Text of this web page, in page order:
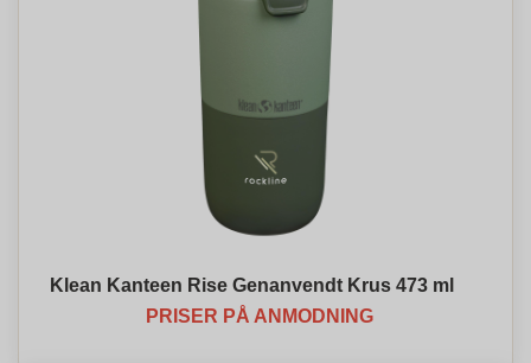
Klean Kanteen Rise Genanvendt Krus 473 ml
PRISER PÅ ANMODNING